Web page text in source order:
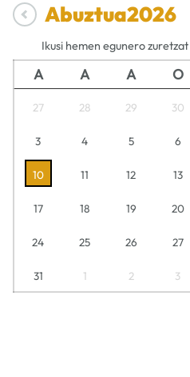
Abuztua2026
Ikusi hemen egunero
A A A O
27 28 29 30
3 4 5 6
10 11 12 13
17 18 19 20
24 25 26 27
31 1 2 3